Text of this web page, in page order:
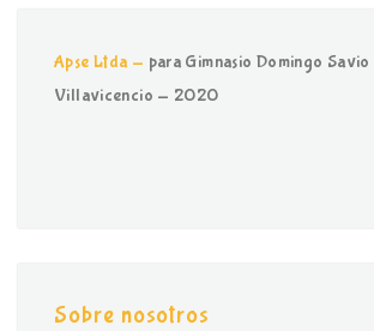
Apse Ltda - para Gimnasio Domingo Savio
Villavicencio - 2020
Sobre nosotros